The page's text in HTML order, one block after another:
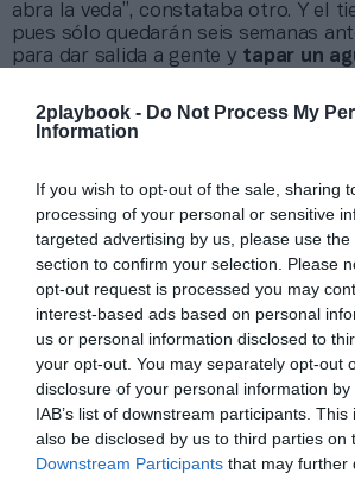
2playbook - Do Not Process My
Information
If you wish to opt-out of the sale, sharing
processing of your personal or sensitive
targeted advertising by us, please use
section to confirm your selection. Please
opt-out request is processed you may
interest-based ads based on personal
us or personal information disclosed to
your opt-out. You may separately opt-out
disclosure of your personal information
IAB’s list of downstream participants.
also be disclosed by us to third parties on
Downstream Participants that may further
abra la veda”, constataba otro. Y el
pues sólo quedarán seis semanas
para dar salida a gente y tapar un
Por ahora, el único que ha movido
Barcelona, con
vestuarioque sirva para esquivar
previstas de 69,7 millones de euros.
La situación en las últimas
empeorado, ante la constatación de
ingresos por taquilla esta temporada
De hecho, LaLiga ya pidió a todos
rehicieran los presupuestos de 2020-
cero la recaudación por socios,
como adelantó2Playbook. En dinero,
forzar
un ajuste extra de 285
423,1 millones que ya se pedía antes
invierno para asegurar el
break even
ejercicio marcado por la Covid.